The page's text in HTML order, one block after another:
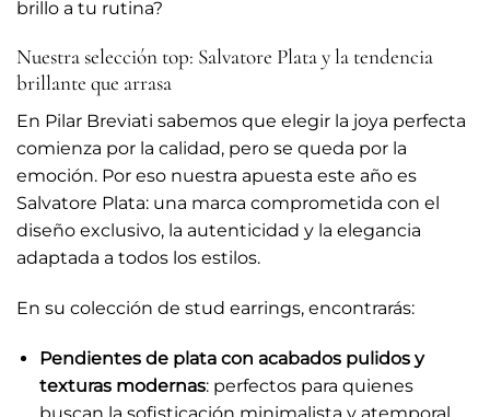
brillo a tu rutina?
Nuestra selección top: Salvatore Plata y la tendencia
brillante que arrasa
En Pilar Breviati sabemos que elegir la joya perfecta
comienza por la calidad, pero se queda por la
emoción. Por eso nuestra apuesta este año es
Salvatore Plata: una marca comprometida con el
diseño exclusivo, la autenticidad y la elegancia
adaptada a todos los estilos.
En su colección de stud earrings, encontrarás:
Pendientes de plata con acabados pulidos y
texturas modernas: perfectos para quienes
buscan la sofisticación minimalista y atemporal.